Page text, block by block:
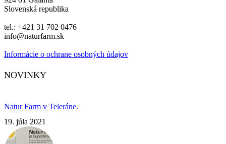
Slovenská republika
tel.: +421 31 702 0476
info@naturfarm.sk
Informácie o ochrane osobných údajov
NOVINKY
Natur Farm v Teleráne.
19. júla 2021